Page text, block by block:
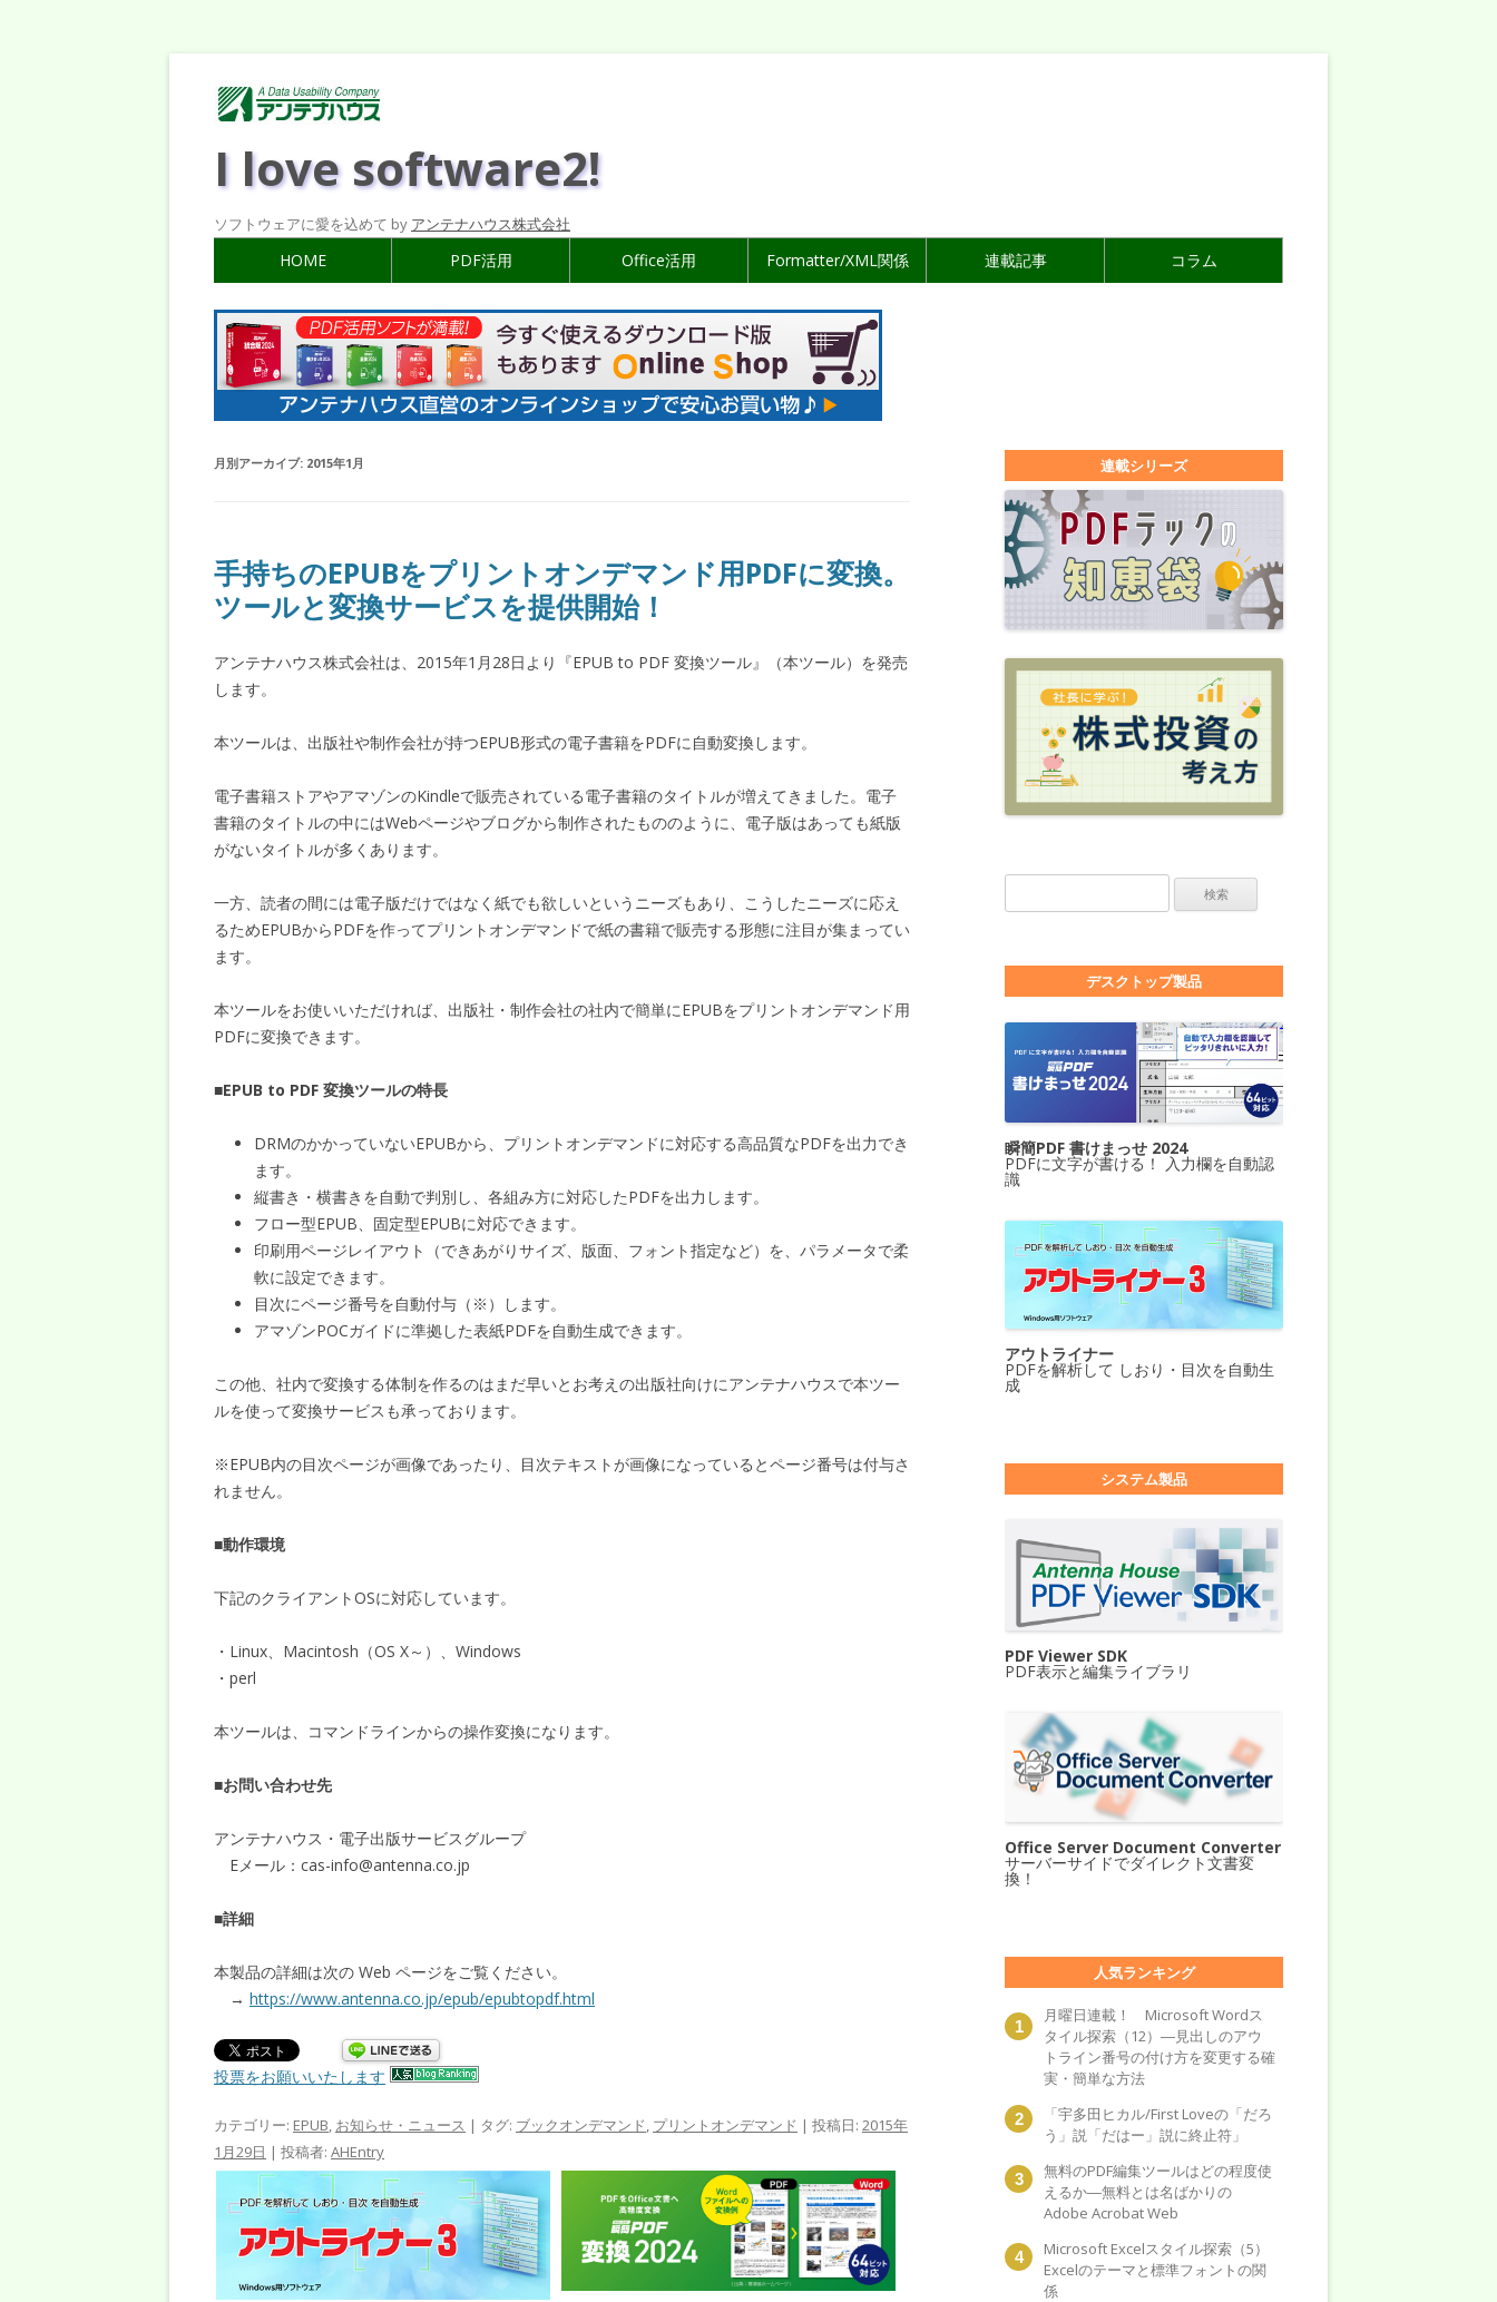
I love software2!
ソフトウェアに愛を込めて by アンテナハウス株式会社
HOME PDF活用 Office活用 Formatter/XML関係 連載記事 コラム
月別アーカイブ: 2015年1月
手持ちのEPUBをプリントオンデマンド用PDFに変換。
ツールと変換サービスを提供開始！
アンテナハウス株式会社は、2015年1月28日より『EPUB to PDF 変換ツール』（本ツール）を発売
します。
本ツールは、出版社や制作会社が持つEPUB形式の電子書籍をPDFに自動変換します。
電子書籍ストアやアマゾンのKindleで販売されている電子書籍のタイトルが増えてきました。電子
書籍のタイトルの中にはWebページやブログから制作されたもののように、電子版はあっても紙版
がないタイトルが多くあります。
一方、読者の間には電子版だけではなく紙でも欲しいというニーズもあり、こうしたニーズに応え
るためEPUBからPDFを作ってプリントオンデマンドで紙の書籍で販売する形態に注目が集まってい
ます。
本ツールをお使いいただければ、出版社・制作会社の社内で簡単にEPUBをプリントオンデマンド用
PDFに変換できます。
■EPUB to PDF 変換ツールの特長
DRMのかかっていないEPUBから、プリントオンデマンドに対応する高品質なPDFを出力でき
ます。
縦書き・横書きを自動で判別し、各組み方に対応したPDFを出力します。
フロー型EPUB、固定型EPUBに対応できます。
印刷用ページレイアウト（できあがりサイズ、版面、フォント指定など）を、パラメータで柔
軟に設定できます。
目次にページ番号を自動付与（※）します。
アマゾンPOCガイドに準拠した表紙PDFを自動生成できます。
この他、社内で変換する体制を作るのはまだ早いとお考えの出版社向けにアンテナハウスで本ツー
ルを使って変換サービスも承っております。
※EPUB内の目次ページが画像であったり、目次テキストが画像になっているとページ番号は付与さ
れません。
■動作環境
下記のクライアントOSに対応しています。
・Linux、Macintosh（OS X～）、Windows
・perl
本ツールは、コマンドラインからの操作変換になります。
■お問い合わせ先
アンテナハウス・電子出版サービスグループ
Eメール：cas-info@antenna.co.jp
■詳細
本製品の詳細は次の Web ページをご覧ください。
→ https://www.antenna.co.jp/epub/epubtopdf.html
投票をお願いいたします
カテゴリー: EPUB, お知らせ・ニュース | タグ: ブックオンデマンド, プリントオンデマンド | 投稿日: 2015年
1月29日 | 投稿者: AHEntry
連載シリーズ
デスクトップ製品
瞬簡PDF 書けまっせ 2024
PDFに文字が書ける！ 入力欄を自動認
識
アウトライナー
PDFを解析して しおり・目次を自動生
成
システム製品
PDF Viewer SDK
PDF表示と編集ライブラリ
Office Server Document Converter
サーバーサイドでダイレクト文書変
換！
人気ランキング
月曜日連載！ Microsoft Wordス
タイル探索（12）―見出しのアウ
トライン番号の付け方を変更する確
実・簡単な方法
「宇多田ヒカル/First Loveの「だろ
う」説「だはー」説に終止符」
無料のPDF編集ツールはどの程度使
えるか―無料とは名ばかりの
Adobe Acrobat Web
Microsoft Excelスタイル探索（5）
Excelのテーマと標準フォントの関
係